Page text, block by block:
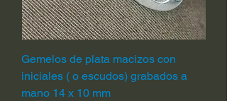
Gemelos de plata macizos con
iniciales ( o escudos) grabados a
mano 14 x 10 mm